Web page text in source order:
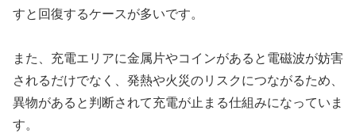
すと回復するケースが多いです。
また、充電エリアに金属片やコインがあると電磁波が妨害
されるだけでなく、発熱や火災のリスクにつながるため、
異物があると判断されて充電が止まる仕組みになっていま
す。